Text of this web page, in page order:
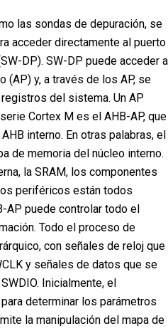
las sondas de depuración, se
acceder directamente al puerto
DP). SW-DP puede acceder a
(AP) y, a través de los AP, se
del sistema. Un AP
Cortex M es el AHB-AP, que
interno. En otras palabras, el
de memoria del núcleo interno.
la SRAM, los componentes
periféricos están todos
AP puede controlar todo el
Todo el proceso de
con señales de reloj que
y señales de datos que se
Inicialmente, el
determinar los parámetros
la manipulación del mapa de